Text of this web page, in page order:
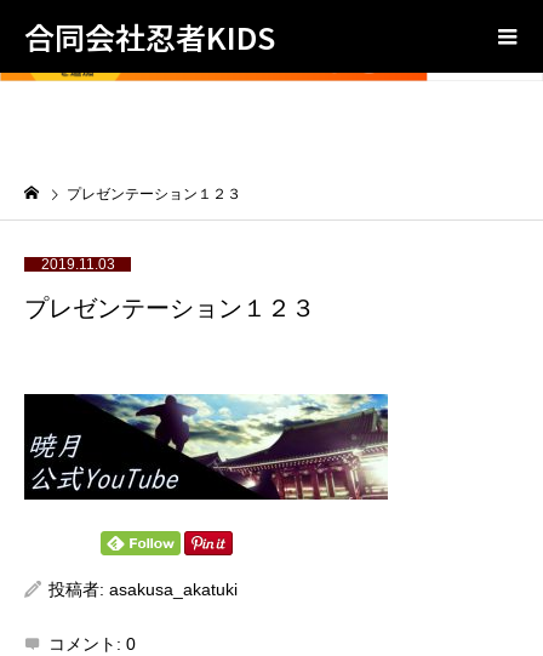
合同会社忍者KIDS
プレゼンテーション１２３
2019.11.03
プレゼンテーション１２３
投稿者: asakusa_akatuki
コメント: 0